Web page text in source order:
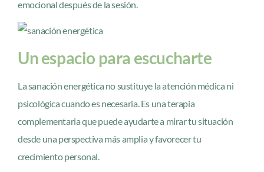
emocional después de la sesión.
Un espacio para escucharte
La sanación energética no sustituye la atención médica ni
psicológica cuando es necesaria. Es una terapia
complementaria que puede ayudarte a mirar tu situación
desde una perspectiva más amplia y favorecer tu
crecimiento personal.